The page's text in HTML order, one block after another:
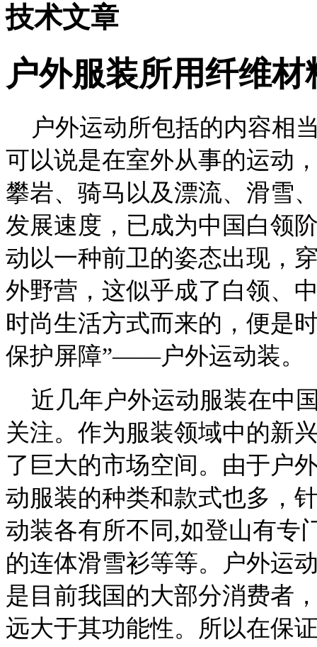
技术文章
户外服装所用纤维材
户外运动所包括的内容相
可以说是在室外从事的运动
攀岩、骑马以及漂流、滑雪
发展速度，已成为中国白领
动以一种前卫的姿态出现，
外野营，这似乎成了白领、
时尚生活方式而来的，便是
保护屏障”——户外运动装。
近几年户外运动服装在中
关注。作为服装领域中的新
了巨大的市场空间。由于户
动服装的种类和款式也多，
动装各有所不同,如登山有专
的连体滑雪衫等等。户外运
是目前我国的大部分消费者
远大于其功能性。所以在保